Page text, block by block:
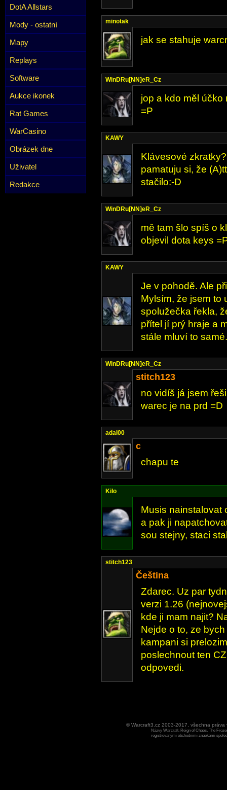
DotA Allstars
Mody - ostatní
Mapy
Replays
Software
Aukce ikonek
Rat Games
WarCasino
Obrázek dne
Uživatel
Redakce
minotak
jak se stahuje
WinDRu[NN]eR_Cz
jop a kdo měl účko
=P
KAWY
Klávesové
pamatuju si, že
stačilo:-D
WinDRu[NN]eR_Cz
mě tam šlo spíš o
objevil dota keys
KAWY
Je v pohodě. Ale
Mylsím, že jsem to
spolužečka řekla,
přítel jí prý hraje a
stále mluví to
WinDRu[NN]eR_Cz
stitch123
no vidíš já jsem
warec je na prd =D
adal00
c
chapu te
Kilo
Musis nainstalovat
a pak ji
sou stejny, staci
stitch123
Čeština
Zdarec. Uz par
verzi 1.26
kde ji mam najit?
Nejde o to, ze
kampani si
poslechnout ten
odpovedi.
© Warcraft3.cz 2003-2017, všechna
Názvy Warcraft, Reign of Chaos, The
registrovanými obchodními znaekami